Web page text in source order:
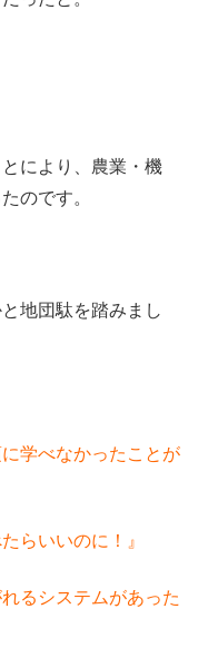
により、農業・機
のです。
地団駄を踏みまし
学べなかったことが
らいいのに！』
るシステムがあった